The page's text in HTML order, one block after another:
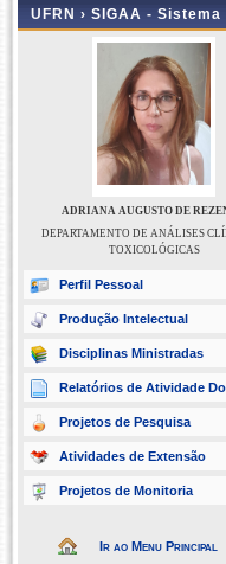
UFRN › SIGAA -
ADRIANA AUGUSTO DE
DEPARTAMENTO DE ANÁLISES
TOXICOLÓGICAS
Perfil Pessoal
Produção Intelectual
Disciplinas Ministradas
Relatórios de Atividade
Projetos de Pesquisa
Atividades de Extensão
Projetos de Monitoria
Ir ao Menu Principal